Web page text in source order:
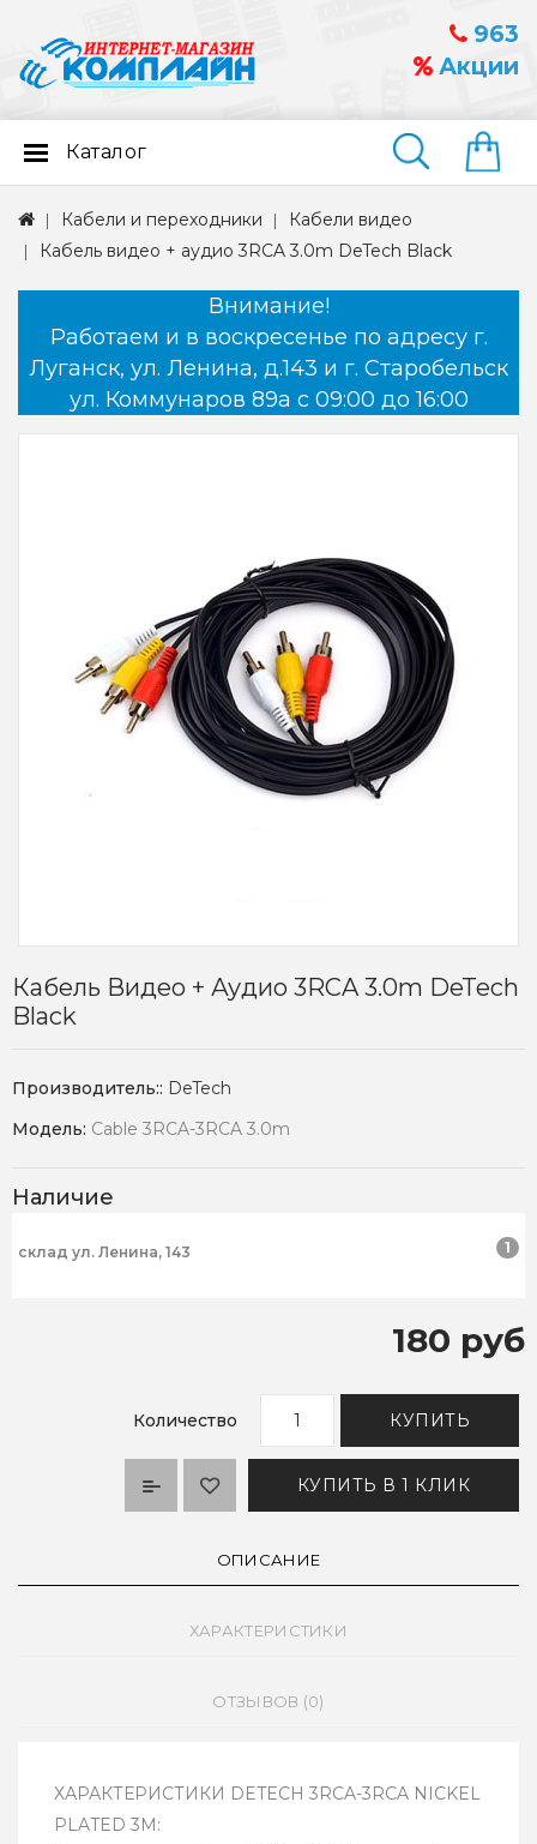
963
Акции
Найти
Каталог
Кабели и переходники
Кабели видео
Кабель видео + аудио 3RCA 3.0m DeTech Black
Внимание!
Работаем и в воскресенье по адресу г.
Луганск, ул. Ленина, д.143 и г. Старобельск
ул. Коммунаров 89а с 09:00 до 16:00
Кабель Видео + Аудио 3RCA 3.0m DeTech
Black
Производитель:: DeTech
Модель: Cable 3RCA-3RCA 3.0m
Наличие
склад ул. Ленина, 143 1
180 руб
Количество КУПИТЬ
КУПИТЬ В 1 КЛИК
ОПИСАНИЕ
ХАРАКТЕРИСТИКИ
ОТЗЫВОВ (0)
ХАРАКТЕРИСТИКИ DETECH 3RCA-3RCA NICKEL
PLATED 3М: